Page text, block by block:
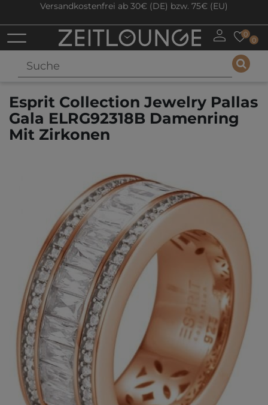
Versandkostenfrei ab 30€ (DE) bzw. 75€ (EU)
0
0
Esprit Collection Jewelry Pallas
Gala ELRG92318B Damenring
Mit Zirkonen